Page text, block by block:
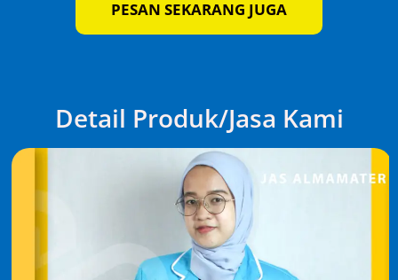
PESAN SEKARANG JUGA
Detail Produk/Jasa Kami